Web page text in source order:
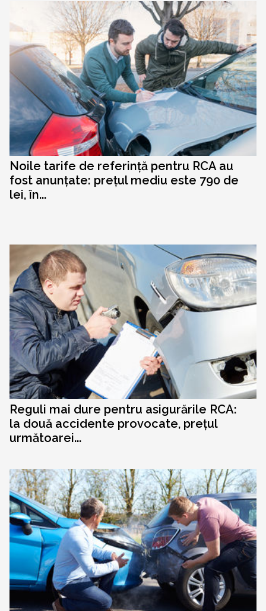
Noile tarife de referință pentru RCA au
fost anunțate: prețul mediu este 790 de
lei, în...
Reguli mai dure pentru asigurările RCA:
la două accidente provocate, prețul
următoarei...